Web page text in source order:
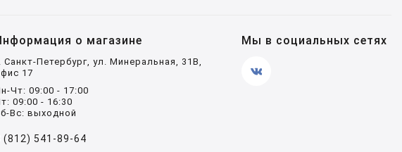
о магазине
Санкт-Петербург, ул. Минеральная, 31В,
17
Чт: 09:00 - 17:00
09:00 - 16:30
Вс: выходной
(812) 541-89-64
Мы в социальных сетях